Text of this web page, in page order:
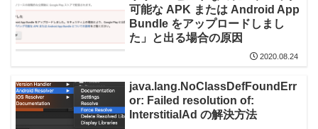
可能な APK または Android App
Bundle をアップロードしまし
た」と出る場合の原因
2020.08.24
java.lang.NoClassDefFoundErr
or: Failed resolution of:
InterstitialAd の解決方法